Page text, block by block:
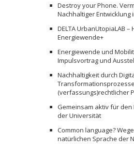
Destroy your Phone.
Nachhaltiger Entwicklung
DELTA UrbanUtopiaLAB –
Energiewende+
Energiewende und
Impulsvortrag und
Nachhaltigkeit durch
(verfassungs)rechtlicher
Gemeinsam aktiv für den
der Universität
Common language?
natürlichen Sprache der